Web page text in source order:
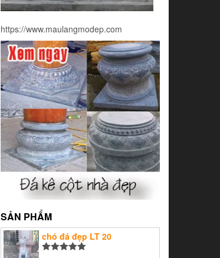
https://www.maulangmodep.com
SẢN PHẨM
chó đá đẹp LT 20